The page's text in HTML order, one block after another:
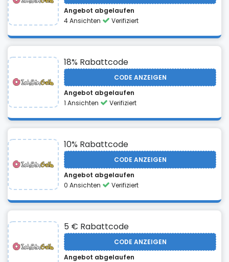
Angebot abgelaufen
4 Ansichten
Verifiziert
18% Rabattcode
CODE ANZEIGEN
Angebot abgelaufen
1 Ansichten
Verifiziert
10% Rabattcode
CODE ANZEIGEN
Angebot abgelaufen
0 Ansichten
Verifiziert
5 € Rabattcode
CODE ANZEIGEN
Angebot abgelaufen